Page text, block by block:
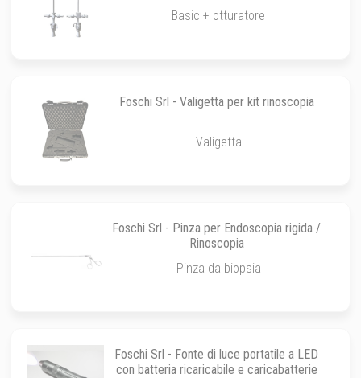
Basic + otturatore
Foschi Srl - Valigetta per kit rinoscopia
Valigetta
Foschi Srl - Pinza per Endoscopia rigida /
Rinoscopia
Pinza da biopsia
Foschi Srl - Fonte di luce portatile a LED
con batteria ricaricabile e caricabatterie